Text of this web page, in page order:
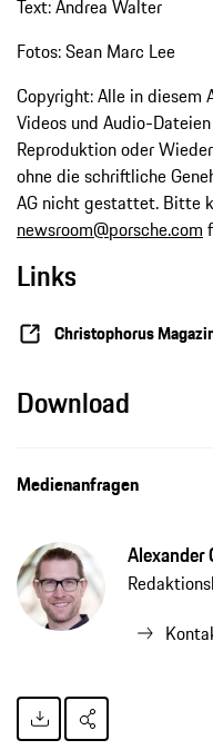
Text: Andrea Walter
Fotos: Sean Marc Lee
Copyright: Alle in
Videos und Audio-
Reproduktion oder
ohne die schriftliche
AG nicht gestattet. Bitte
newsroom@porsche.com
Links
Christophorus
Download
Medienanfragen
Alexander